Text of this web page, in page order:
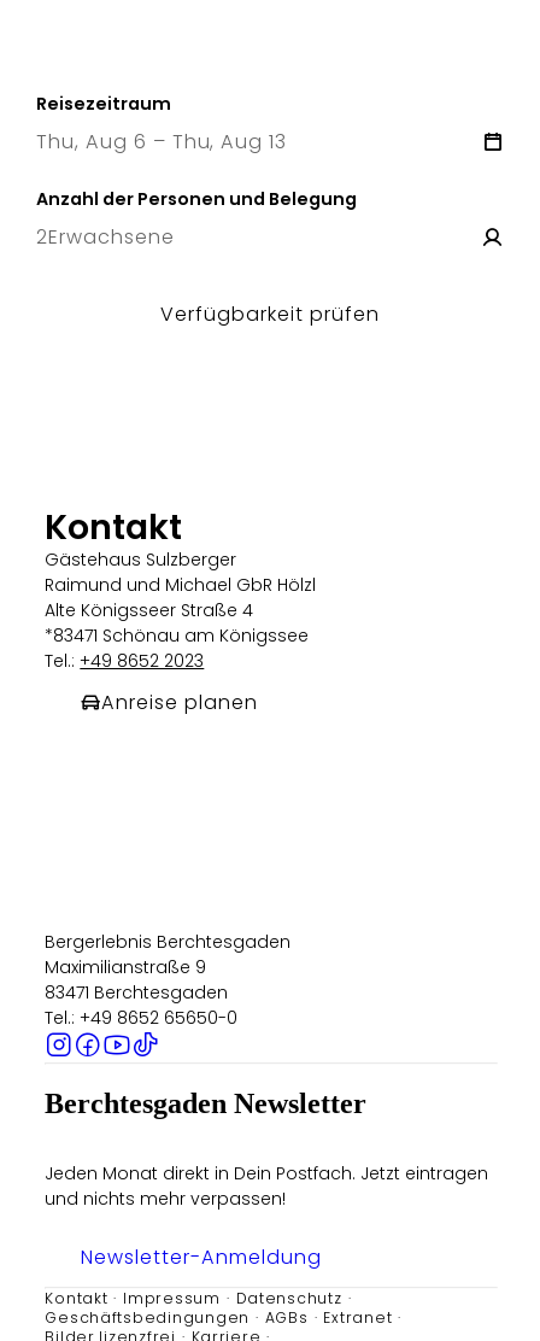
Reisezeitraum
Thu, Aug 6 – Thu, Aug 13
Anzahl der Personen und Belegung
2Erwachsene
Verfügbarkeit prüfen
Kontakt
Gästehaus Sulzberger
Raimund und Michael GbR Hölzl
Alte Königsseer Straße 4
*83471 Schönau am Königssee
Tel.:+49 8652 2023
Anreise planen
Bergerlebnis Berchtesgaden
Maximilianstraße 9
83471 Berchtesgaden
Tel.: +49 8652 65650-0
Berchtesgaden Newsletter
Jeden Monat direkt in Dein Postfach. Jetzt eintragen
und nichts mehr verpassen!
Newsletter-Anmeldung
Kontakt Impressum
Datenschutz
Geschäftsbedingungen
AGBs
Extranet